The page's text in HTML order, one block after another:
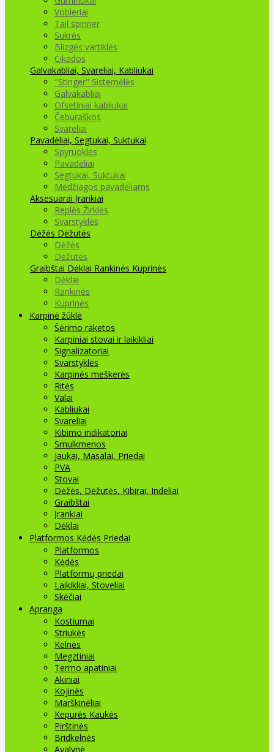
Vobleriai
Tail spinner
Sukrės
Blizgės vartiklės
Cikados
Galvakabliai, Svareliai, Kabliukai
"Stinger" Sistemėlės
Galvakabliai
Ofsetiniai kabliukai
Čeburaškos
Svareliai
Pavadėliai, Segtukai, Suktukai
Spyruoklės
Pavadėliai
Segtukai, Suktukai
Medžiagos pavadėliams
Aksesuarai Įrankiai
Replės Žirklės
Svarstyklės
Dėžės Dėžutės
Dėžės
Dėžutės
Graibštai Dėklai Rankinės Kuprinės
Dėklai
Rankinės
Kuprinės
Karpinė žūklė
Šėrimo raketos
Karpiniai stovai ir laikikliai
Signalizatoriai
Svarstyklės
Karpinės meškerės
Ritės
Valai
Kabliukai
Svareliai
Kibimo indikatoriai
Smulkmenos
Jaukai, Masalai, Priedai
PVA
Stovai
Dėžės, Dėžutės, Kibirai, Indeliai
Graibštai
Įrankiai
Dėklai
Platformos Kėdės Priedai
Platformos
Kėdės
Platformų priedai
Laikikliai, Stoveliai
Skėčiai
Apranga
Kostiumai
Striukės
Kelnės
Megztiniai
Termo apatiniai
Akiniai
Kojinės
Marškinėliai
Kepurės Kaukės
Pirštinės
Bridkelnės
Avalynė